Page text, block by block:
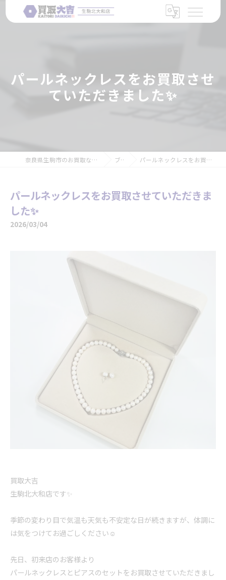
パールネックレスをお買取させ
ていただきました✨
奈良県生駒市のお買取なら買取大吉 生駒北大和店 ブログ パールネックレスをお買取させていただきました✨
パールネックレスをお買取させていただきま
した✨
2026/03/04
買取大吉
生駒北大和店です✨
季節の変わり目で気温も天気も不安定な日が続きますが、体調に
は気をつけてお過ごしください☺️
先日、初来店のお客様より
パールネックレスとピアスのセットをお買取させていただきまし